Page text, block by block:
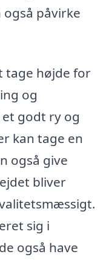
påvirke
tage højde for
og
godt ry og
kan tage en
også give
bliver
sig i
også have